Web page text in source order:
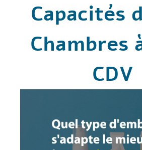
Capacités
Chambres
CDV